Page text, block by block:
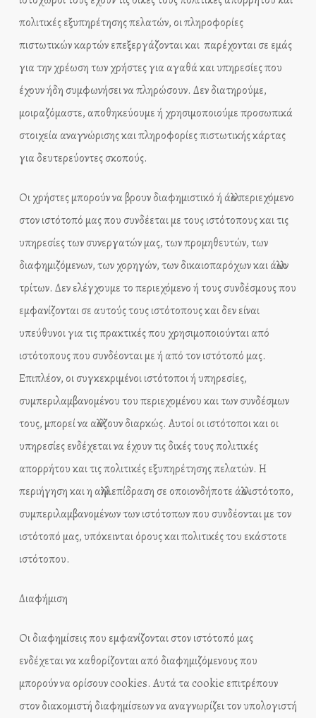
πολιτικές εξυπηρέτησης πελατών, οι πληροφορίες
πιστωτικών καρτών επεξεργάζονται και παρέχονται σε εμάς
για την χρέωση των χρήστες για αγαθά και υπηρεσίες που
έχουν ήδη συμφωνήσει να πληρώσουν. Δεν διατηρούμε,
μοιραζόμαστε, αποθηκεύουμε ή χρησιμοποιούμε προσωπικά
στοιχεία αναγνώρισης και πληροφορίες πιστωτικής κάρτας
για δευτερεύοντες σκοπούς.
Οι χρήστες μπορούν να βρουν διαφημιστικό ή άλλο περιεχόμενο
στον ιστότοπό μας που συνδέεται με τους ιστότοπους και τις
υπηρεσίες των συνεργατών μας, των προμηθευτών, των
διαφημιζόμενων, των χορηγών, των δικαιοπαρόχων και άλλων
τρίτων. Δεν ελέγχουμε το περιεχόμενο ή τους συνδέσμους που
εμφανίζονται σε αυτούς τους ιστότοπους και δεν είναι
υπεύθυνοι για τις πρακτικές που χρησιμοποιούνται από
ιστότοπους που συνδέονται με ή από τον ιστότοπό μας.
Επιπλέον, οι συγκεκριμένοι ιστότοποι ή υπηρεσίες,
συμπεριλαμβανομένου του περιεχομένου και των συνδέσμων
τους, μπορεί να αλλάζουν διαρκώς. Αυτοί οι ιστότοποι και οι
υπηρεσίες ενδέχεται να έχουν τις δικές τους πολιτικές
απορρήτου και τις πολιτικές εξυπηρέτησης πελατών. Η
περιήγηση και η αλληλεπίδραση σε οποιονδήποτε άλλο ιστότοπο,
συμπεριλαμβανομένων των ιστότοπων που συνδέονται με τον
ιστότοπό μας, υπόκεινται όρους και πολιτικές του εκάστοτε
ιστότοπου.
Διαφήμιση
Οι διαφημίσεις που εμφανίζονται στον ιστότοπό μας
ενδέχεται να καθορίζονται από διαφημιζόμενους που
μπορούν να ορίσουν cookies. Αυτά τα cookie επιτρέπουν
στον διακομιστή διαφημίσεων να αναγνωρίζει τον υπολογιστή